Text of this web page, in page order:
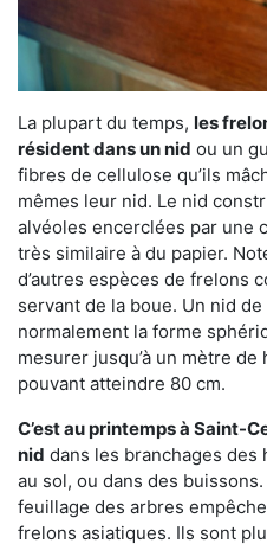
La plupart du temps, les
résident dans un nid ou un
fibres de cellulose qu’ils
mêmes leur nid. Le nid
alvéoles encerclées par une
très similaire à du papier.
d’autres espèces de frelons
servant de la boue. Un nid
normalement la forme
mesurer jusqu’à un mètre
pouvant atteindre 80 cm.
C’est au printemps à Saint-
nid dans les branchages des
au sol, ou dans des
feuillage des arbres
frelons asiatiques. Ils sont